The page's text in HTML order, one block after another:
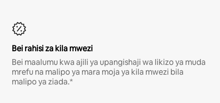
Bei rahisi za kila mwezi
Bei maalumu kwa ajili ya upangishaji wa likizo ya muda
mrefu na malipo ya mara moja ya kila mwezi bila
malipo ya ziada.*